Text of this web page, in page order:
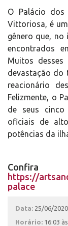
O Palácio
Vittoriosa, é
gênero que,
encontrados
Muitos desses
devastação do
reacionário
Felizmente, o
de seus cinco
oficiais de
potências da
https://
palace
Data: 25/06/
Horário: 16:03